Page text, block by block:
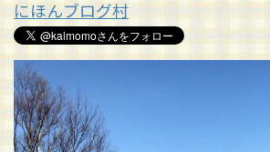
にほんブログ村